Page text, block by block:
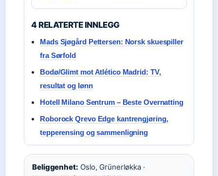
4 RELATERTE INNLEGG
Mads Sjøgård Pettersen: Norsk skuespiller
fra Sørfold
Bodø/Glimt mot Atlético Madrid: TV,
resultat og lønn
Hotell Milano Sentrum – Beste Overnatting
Roborock Qrevo Edge kantrengjøring,
tepperensing og sammenligning
Beliggenhet: Oslo, Grünerløkka ·